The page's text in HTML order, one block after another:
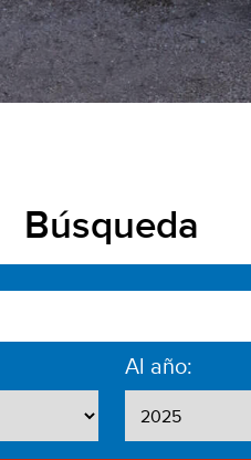
Búsqueda
Al año: